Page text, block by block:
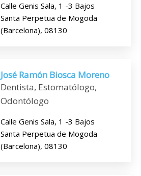
Calle Genis Sala, 1 -3 Bajos
Santa Perpetua de Mogoda
(Barcelona), 08130
José Ramón Biosca Moreno
Dentista, Estomatólogo,
Odontólogo
Calle Genis Sala, 1 -3 Bajos
Santa Perpetua de Mogoda
(Barcelona), 08130